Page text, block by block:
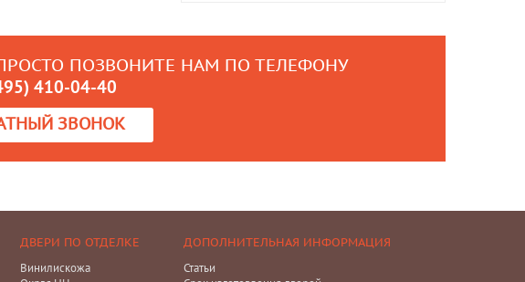
ПОЗВОНИТЕ НАМ ПО ТЕЛЕФОНУ
410-04-40
ЗВОНОК
ДВЕРИ ПО ОТДЕЛКЕ
Винилискожа
ДОПОЛНИТЕЛЬНАЯ ИНФОРМАЦИЯ
Статьи